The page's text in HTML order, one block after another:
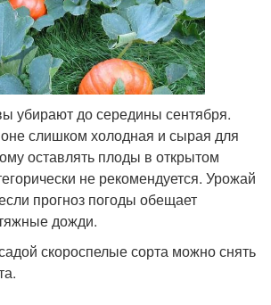
убирают до середины сентября.
слишком холодная и сырая для
оставлять плоды в открытом
не рекомендуется. Урожай
прогноз погоды обещает
дожди.
скороспелые сорта можно снять